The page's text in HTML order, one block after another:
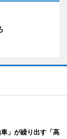
」が繰り出す「高